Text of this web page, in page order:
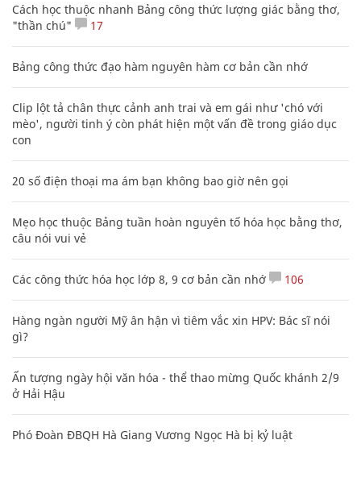
Cách học thuộc nhanh Bảng công thức lượng giác bằng thơ,
"thần chú"
17
Bảng công thức đạo hàm nguyên hàm cơ bản cần nhớ
Clip lột tả chân thực cảnh anh trai và em gái như 'chó với
mèo', người tinh ý còn phát hiện một vấn đề trong giáo dục
con
20 số điện thoại ma ám bạn không bao giờ nên gọi
Mẹo học thuộc Bảng tuần hoàn nguyên tố hóa học bằng thơ,
câu nói vui vẻ
Các công thức hóa học lớp 8, 9 cơ bản cần nhớ 106
Hàng ngàn người Mỹ ân hận vì tiêm vắc xin HPV: Bác sĩ nói
gì?
Ấn tượng ngày hội văn hóa - thể thao mừng Quốc khánh 2/9
ở Hải Hậu
Phó Đoàn ĐBQH Hà Giang Vương Ngọc Hà bị kỷ luật